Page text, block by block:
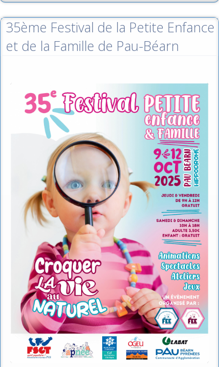
35ème Festival de la Petite Enfance
et de la Famille de Pau-Béarn